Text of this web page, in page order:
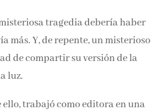
tragedia debería haber
más. Y, de repente, un misterioso
de compartir su versión de la
luz.
trabajó como editora en una